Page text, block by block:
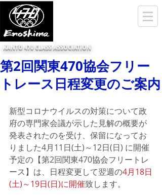
KANTO 470 CLASS ASSOCIATION
第2回関東470協会フリー
トレース日程変更のご案内
新型コロナウイルスの対策について政
府の専門家会議が示した見解の概要が
発表されたのを受け、保留になってお
りました4月11日(土)～12日(日) に開催
予定の【第2回関東470協会フリートレ
ース】は、日程変更して翌週の4月18日
(土)～19日(日)に開催致します。